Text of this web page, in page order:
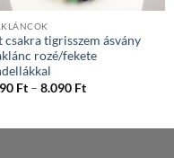
csakra tigrisszem ásvány
rozé/fekete
Ft – 8.090 FtÁrtartomány: